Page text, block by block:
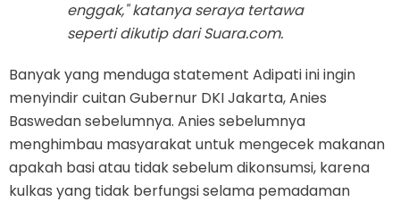
enggak," katanya seraya tertawa
seperti dikutip dari Suara.com.
Banyak yang menduga statement Adipati ini ingin
menyindir cuitan Gubernur DKI Jakarta, Anies
Baswedan sebelumnya. Anies sebelumnya
menghimbau masyarakat untuk mengecek makanan
apakah basi atau tidak sebelum dikonsumsi, karena
kulkas yang tidak berfungsi selama pemadaman